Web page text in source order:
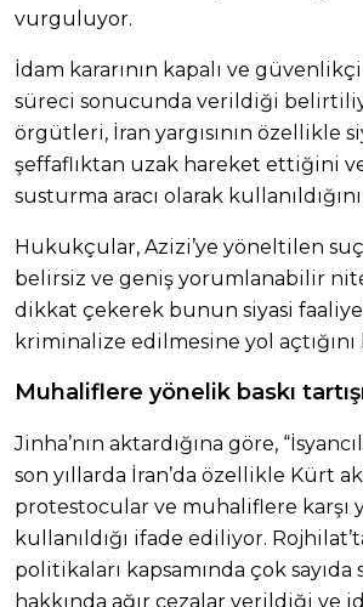
vurguluyor.
İdam kararının kapalı ve
süreci sonucunda verildiği
örgütleri, İran yargısının özellikle
şeffaflıktan uzak hareket ettiğini
susturma aracı olarak
Hukukçular, Azizi’ye yöneltilen
belirsiz ve geniş yorumlanabilir
dikkat çekerek bunun siyasi
kriminalize edilmesine yol
Muhaliflere yönelik baskı
Jinha’nın aktardığına göre,
son yıllarda İran’da özellikle Kürt
protestocular ve muhaliflere karşı
kullanıldığı ifade ediliyor.
politikaları kapsamında çok
hakkında ağır cezalar verildiği ve